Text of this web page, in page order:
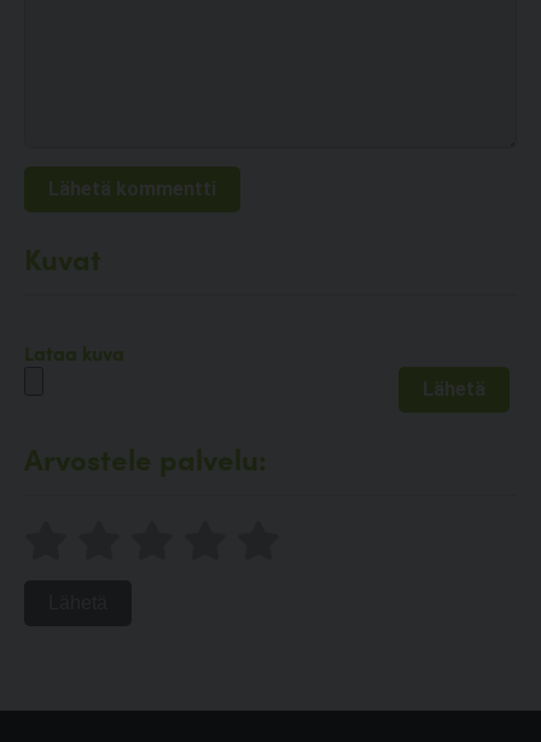
Kuvat
Lataa kuva
Arvostele palvelu: